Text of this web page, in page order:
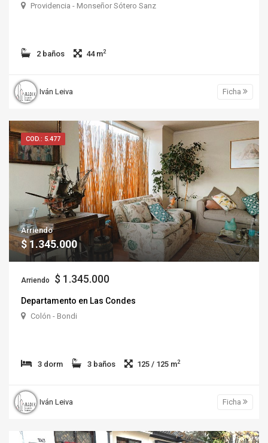
Providencia - Monseñor Sótero Sanz
2 baños 44 m2
Iván Leiva Ficha
COD.: 5.477
Arriendo
$ 1.345.000
Arriendo $ 1.345.000
Departamento en Las Condes
Colón - Bondi
3 dorm 3 baños 125 / 125 m2
Iván Leiva Ficha